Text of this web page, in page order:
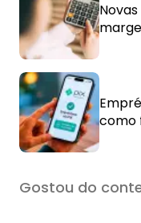
como
Gostou do